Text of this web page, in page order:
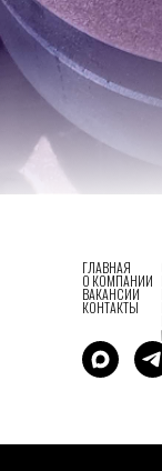
ГЛАВНАЯ
О КОМПАНИИ
ВАКАНСИИ
КОНТАКТЫ